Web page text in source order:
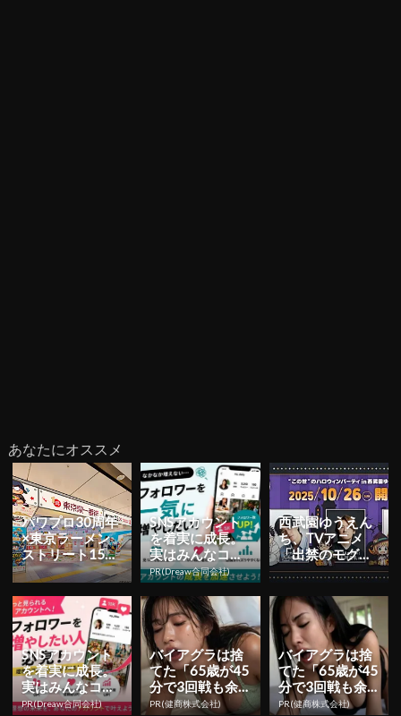
あなたにオススメ
パワプロ30周年
×東京ラーメン
ストリート15周
年の異色コラボ
が8月9日より開
催！...
SNSアカウント
を着実に成長。
実はみんなココ
使ってます。
PR(Dreaw合同会社)
西武園ゆうえん
ち、TVアニメ
「出禁のモグ
ラ」・TVアニメ
とのコラボ...
SNSアカウント
を着実に成長。
実はみんなココ
使ってます。
PR(Dreaw合同会社)
バイアグラは捨
てた「65歳が45
分で3回戦も余
裕」980円で朝
PR(健商株式会社)
バイアグラは捨
てた「65歳が45
分で3回戦も余
裕」980円で朝
PR(健商株式会社)